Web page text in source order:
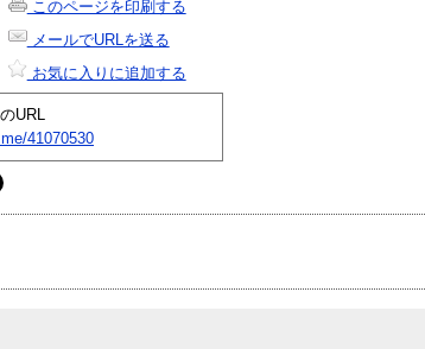
このページを印刷する
メールでURLを送る
お気に入りに追加する
URL
41070530